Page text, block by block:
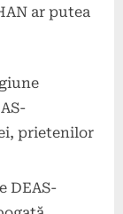
ar putea
prietenilor
DEAS-